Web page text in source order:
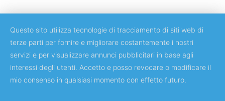
Copyright © 2018 Università degli Studi di Roma Tor Vergata
Questo sito utilizza tecnologie di tracciamento di siti web di
terze parti per fornire e migliorare costantemente i nostri
servizi e per visualizzare annunci pubblicitari in base agli
interessi degli utenti. Accetto e posso revocare o modificare il
mio consenso in qualsiasi momento con effetto futuro.